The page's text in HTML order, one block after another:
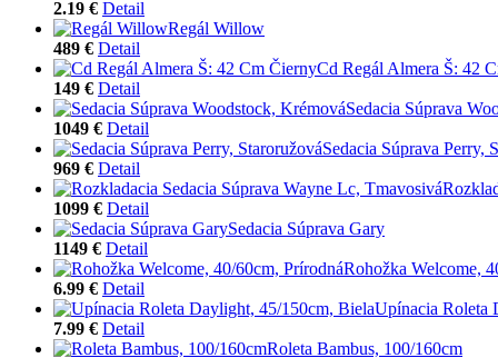
2.19 € Detail
Regál Willow
489 € Detail
Cd Regál Almera Š: 42
149 € Detail
Sedacia Súprava
1049 € Detail
Sedacia Súprava Perry,
969 € Detail
1099 € Detail
Sedacia Súprava Gary
1149 € Detail
Rohožka Welcome,
6.99 € Detail
Upínacia Roleta
7.99 € Detail
Roleta Bambus, 100/160cm